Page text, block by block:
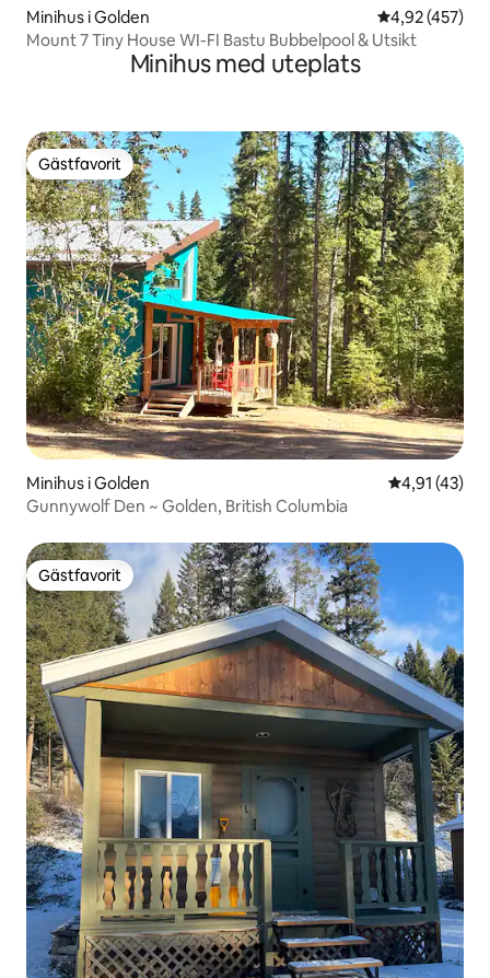
Minihus i Golden 4,92 av 5 i
4,92 (457)
Mount 7 Tiny House WI-FI Bastu Bubbelpool & Utsikt
Minihus med uteplats
Gästfavorit
Gästfavorit
Minihus i Golden 4,91 av 5 i
4,91 (43)
Gunnywolf Den ~ Golden, British Columbia
Gästfavorit
Gästfavorit